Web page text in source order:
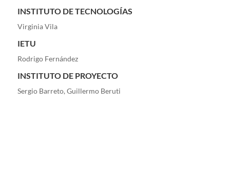
INSTITUTO DE TECNOLOGÍAS
Virginia Vila
IETU
Rodrigo Fernández
INSTITUTO DE PROYECTO
Sergio Barreto, Guillermo Beruti